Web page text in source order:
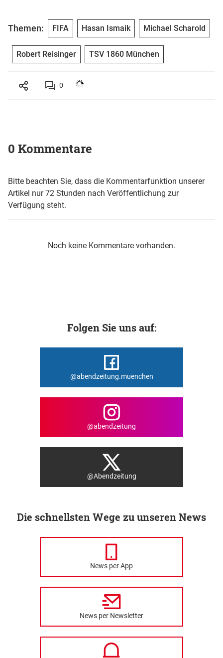
Themen: FIFA Hasan Ismaik Michael Scharold
Robert Reisinger TSV 1860 München
0
0 Kommentare
Bitte beachten Sie, dass die Kommentarfunktion unserer
Artikel nur 72 Stunden nach Veröffentlichung zur
Verfügung steht.
Noch keine Kommentare vorhanden.
Folgen Sie uns auf:
@abendzeitung.muenchen
@abendzeitung
@Abendzeitung
Die schnellsten Wege zu unseren News
News per App
News per Newsletter